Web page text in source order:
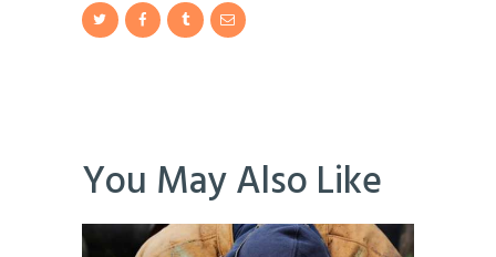
You May Also Like